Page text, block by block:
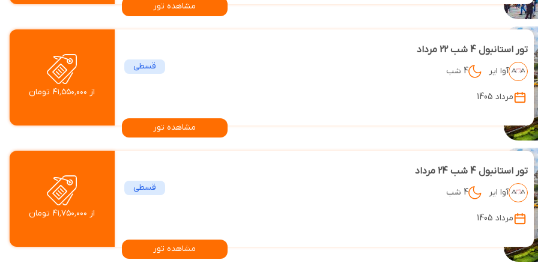
مشاهده تور
تور استانبول 4 شب 22 مرداد
آوا ایر 4 شب قسطی
مرداد 1405
مشاهده تور
از ۴۱٬۵۵۰٬۰۰۰ تومان
تور استانبول 4 شب 24 مرداد
آوا ایر 4 شب قسطی
مرداد 1405
مشاهده تور
از ۴۱٬۷۵۰٬۰۰۰ تومان